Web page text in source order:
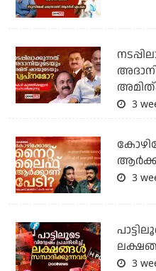
3
3
3